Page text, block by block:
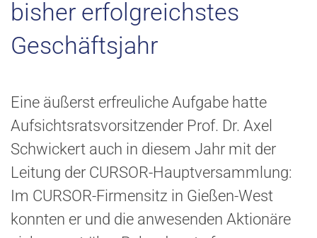
bisher erfolgreichstes
Geschäftsjahr
Eine äußerst erfreuliche Aufgabe hatte
Aufsichtsratsvorsitzender Prof. Dr. Axel
Schwickert auch in diesem Jahr mit der
Leitung der CURSOR-Hauptversammlung:
Im CURSOR-Firmensitz in Gießen-West
konnten er und die anwesenden Aktionäre